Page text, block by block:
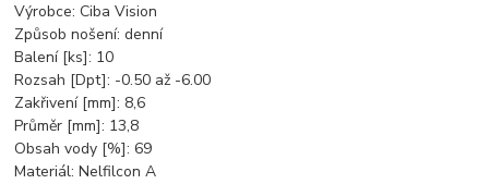
Výrobce: Ciba Vision
Způsob nošení: denní
Balení [ks]: 10
Rozsah [Dpt]: -0.50 až -6.00
Zakřivení [mm]: 8,6
Průměr [mm]: 13,8
Obsah vody [%]: 69
Materiál: Nelfilcon A